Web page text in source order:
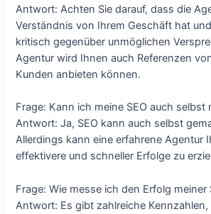
Antwort: Achten Sie darauf, dass die
Verständnis von Ihrem Geschäft hat
kritisch gegenüber unmöglichen
Agentur wird Ihnen auch Referenzen
Kunden anbieten können.
Frage: Kann ich meine SEO auch selbst
Antwort: Ja, SEO kann auch selbst
Allerdings kann eine erfahrene Agentur
effektivere und schneller Erfolge zu
Frage: Wie messe ich den Erfolg meiner
Antwort: Es gibt zahlreiche